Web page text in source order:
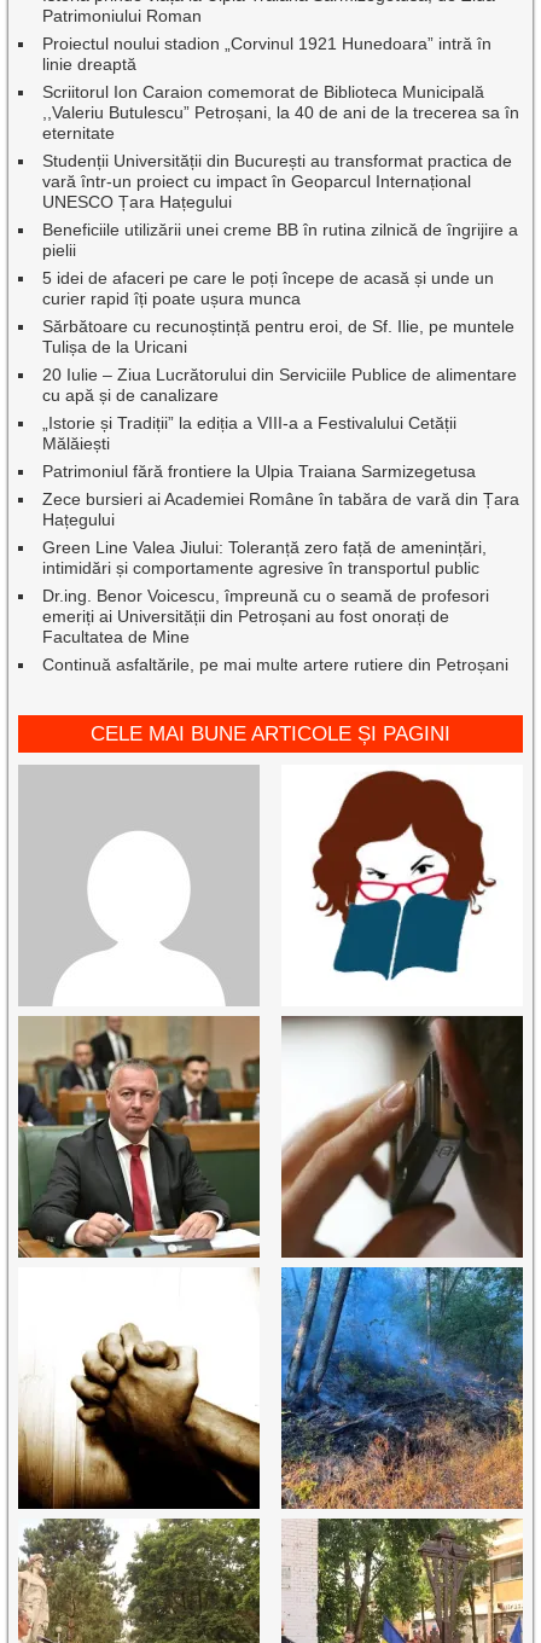
Patrimoniului Roman
Proiectul noului stadion „Corvinul 1921 Hunedoara” intră în
linie dreaptă
Scriitorul Ion Caraion comemorat de Biblioteca Municipală
,,Valeriu Butulescu” Petroșani, la 40 de ani de la trecerea sa în
eternitate
Studenții Universității din București au transformat practica de
vară într-un proiect cu impact în Geoparcul Internațional
UNESCO Țara Hațegului
Beneficiile utilizării unei creme BB în rutina zilnică de îngrijire a
pielii
5 idei de afaceri pe care le poți începe de acasă și unde un
curier rapid îți poate ușura munca
Sărbătoare cu recunoștință pentru eroi, de Sf. Ilie, pe muntele
Tulișa de la Uricani
20 Iulie – Ziua Lucrătorului din Serviciile Publice de alimentare
cu apă și de canalizare
„Istorie și Tradiții” la ediția a VIII-a a Festivalului Cetății
Mălăiești
Patrimoniul fără frontiere la Ulpia Traiana Sarmizegetusa
Zece bursieri ai Academiei Române în tabăra de vară din Țara
Hațegului
Green Line Valea Jiului: Toleranță zero față de amenințări,
intimidări și comportamente agresive în transportul public
Dr.ing. Benor Voicescu, împreună cu o seamă de profesori
emeriți ai Universității din Petroșani au fost onorați de
Facultatea de Mine
Continuă asfaltările, pe mai multe artere rutiere din Petroșani
CELE MAI BUNE ARTICOLE ȘI PAGINI